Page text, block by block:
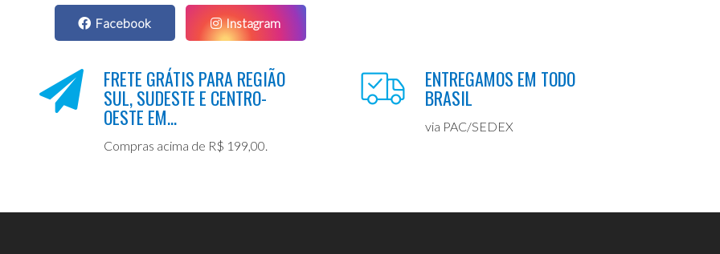
Facebook Instagram
FRETE GRÁTIS PARA REGIÃO
SUL, SUDESTE E CENTRO-
OESTE EM...
Compras acima de R$ 199,00.
ENTREGAMOS EM TODO
BRASIL
via PAC/SEDEX